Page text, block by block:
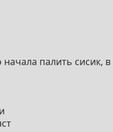
палить сисик,